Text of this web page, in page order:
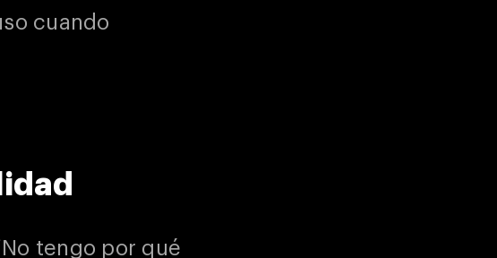
cuando
tengo por qué